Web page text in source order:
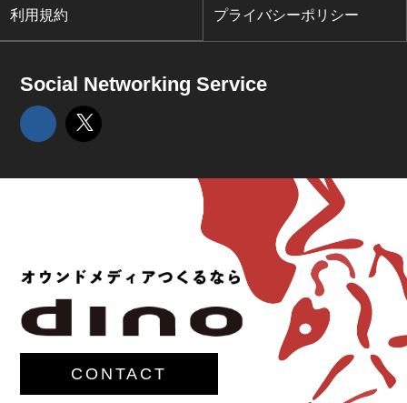
利用規約 プライバシーポリシー
Social Networking Service
CONTACT